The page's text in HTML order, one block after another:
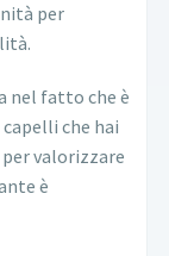
per
nel fatto che è
che hai
valorizzare
è